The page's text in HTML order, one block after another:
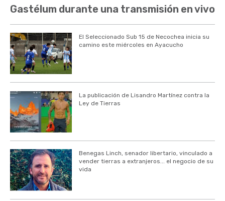
Gastélum durante una transmisión en vivo
El Seleccionado Sub 15 de Necochea inicia su
camino este miércoles en Ayacucho
La publicación de Lisandro Martínez contra la
Ley de Tierras
Benegas Linch, senador libertario, vinculado a
vender tierras a extranjeros... el negocio de su
vida